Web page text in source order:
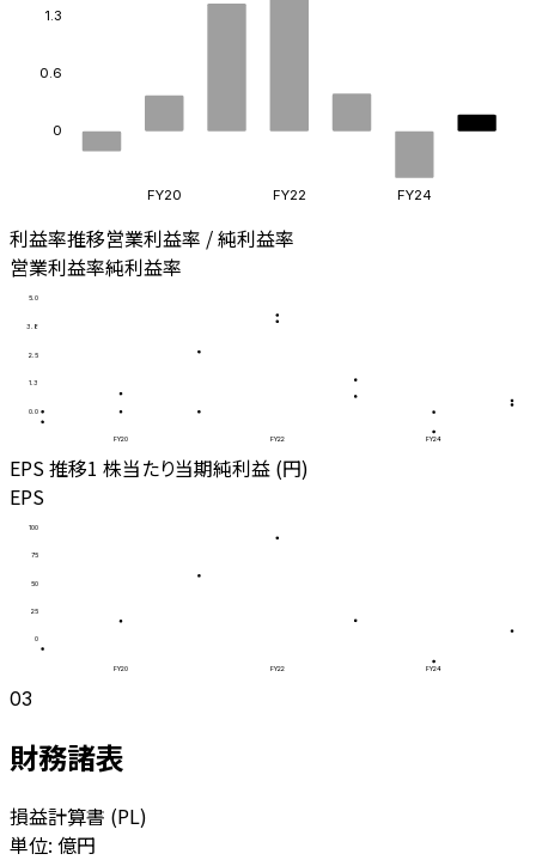
0
0.6
1.3
FY20 FY22 FY24
利益率推移営業利益率 / 純利益率
営業利益率純利益率
0.0
1.3
2.5
3.8
5.0
FY20 FY22 FY24
EPS 推移1 株当たり当期純利益 (円)
EPS
0
25
50
75
100
FY20 FY22 FY24
03
財務諸表
損益計算書 (PL)
単位: 億円